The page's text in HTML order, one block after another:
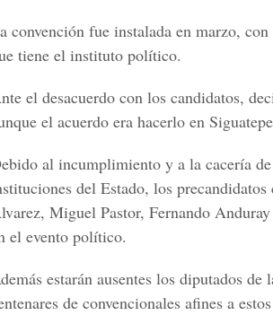
convención fue instalada en marzo,
tiene el instituto político.
el desacuerdo con los candidatos,
el acuerdo era hacerlo en
al incumplimiento y a la cacería
del Estado, los
Miguel Pastor, Fernando
el evento político.
estarán ausentes los diputados
de convencionales afines a